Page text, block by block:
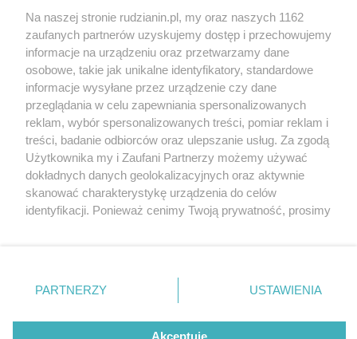
1 / 3
Policja sok ruda slaska1
Wydawca mediów
Nie zapomnij
zapoznać się z:
polityką prywatności regulamin korzystania z portali
Twojemiasto
Piekary Śląskie
Chorzów
Tarnowskie Góry
Gliwice
Skontakuj sięz nami
Kontakt
Wydawca
Redakcja
Na naszej stronie rudzianin.pl, my oraz naszych 1162
zaufanych partnerów uzyskujemy dostęp i przechowujemy
informacje na urządzeniu oraz przetwarzamy dane
osobowe, takie jak unikalne identyfikatory, standardowe
informacje wysyłane przez urządzenie czy dane
przeglądania w celu zapewniania spersonalizowanych
reklam, wybór spersonalizowanych treści, pomiar reklam i
treści, badanie odbiorców oraz ulepszanie usług. Za zgodą
Użytkownika my i Zaufani Partnerzy możemy używać
dokładnych danych geolokalizacyjnych oraz aktywnie
skanować charakterystykę urządzenia do celów
identyfikacji. Ponieważ cenimy Twoją prywatność, prosimy
prywatności znajdujący się w lewym dolnym rogu strony
. Niektóre rodzaje przetwarzania danych nie wymagają
zgody użytkownika, ale masz prawo sprzeciwić się
takiemu przetwarzaniu. Preferencje będą miały
PARTNERZY USTAWIENIA
Akceptuję